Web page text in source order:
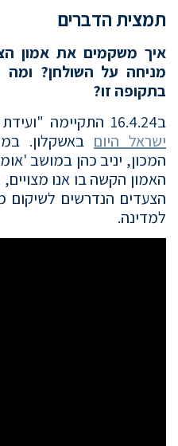
תמצית הדברים
איך משקמים את אמון
מניחה על השולחן? ומה
בתקופה זו?
ב16.4.24 התקיימה "ועידת המחר" של
ישראל היום באשקלון.
המכון, יניב כהן במושב
האמון הקשה בו אנו
הצעדים הנדרשים לשיקום
למדינה.